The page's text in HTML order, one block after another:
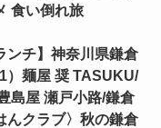
食い倒れ旅
ンチ】神奈川県鎌倉
）麺屋 奨 TASUKU/
島屋 瀬戸小路/鎌倉
んクラブ〉秋の鎌倉